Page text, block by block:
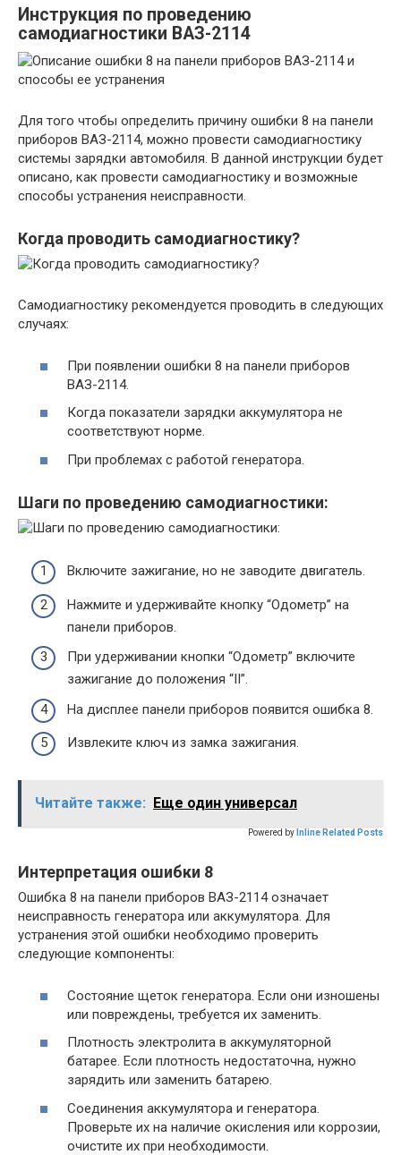
Инструкция по проведению
самодиагностики ВАЗ-2114
Для того чтобы определить причину ошибки 8 на панели
приборов ВАЗ-2114, можно провести самодиагностику
системы зарядки автомобиля. В данной инструкции будет
описано, как провести самодиагностику и возможные
способы устранения неисправности.
Когда проводить самодиагностику?
Самодиагностику рекомендуется проводить в следующих
случаях:
При появлении ошибки 8 на панели приборов
ВАЗ-2114.
Когда показатели зарядки аккумулятора не
соответствуют норме.
При проблемах с работой генератора.
Шаги по проведению самодиагностики:
Включите зажигание, но не заводите двигатель.
Нажмите и удерживайте кнопку “Одометр” на
панели приборов.
При удерживании кнопки “Одометр” включите
зажигание до положения “II”.
На дисплее панели приборов появится ошибка 8.
Извлеките ключ из замка зажигания.
Читайте также: Еще один универсал
Powered by Inline Related Posts
Интерпретация ошибки 8
Ошибка 8 на панели приборов ВАЗ-2114 означает
неисправность генератора или аккумулятора. Для
устранения этой ошибки необходимо проверить
следующие компоненты:
Состояние щеток генератора. Если они изношены
или повреждены, требуется их заменить.
Плотность электролита в аккумуляторной
батарее. Если плотность недостаточна, нужно
зарядить или заменить батарею.
Соединения аккумулятора и генератора.
Проверьте их на наличие окисления или коррозии,
очистите их при необходимости.